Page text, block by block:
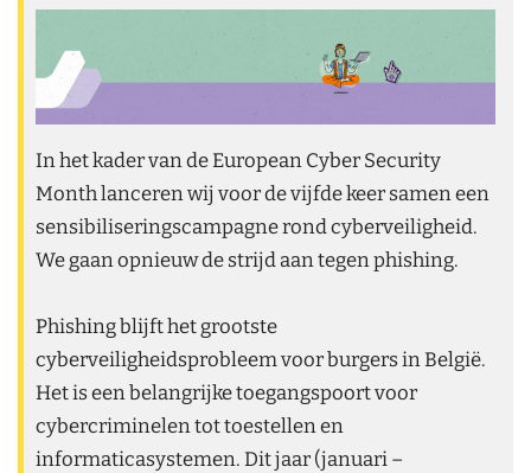
In het kader van de European Cyber Security
Month lanceren wij voor de vijfde keer samen een
sensibiliseringscampagne rond cyberveiligheid.
We gaan opnieuw de strijd aan tegen phishing.
Phishing blijft het grootste
cyberveiligheidsprobleem voor burgers in België.
Het is een belangrijke toegangspoort voor
cybercriminelen tot toestellen en
informaticasystemen. Dit jaar (januari –